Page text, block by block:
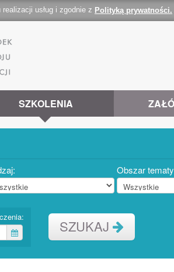
usług i zgodnie z Polityką prywatności.
SZKOLENIA
Obszar
SZUKAJ